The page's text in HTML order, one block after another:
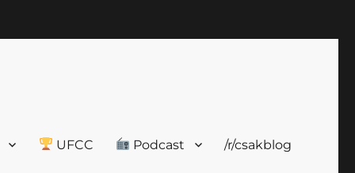
UFCC Podcast /r/csakblog